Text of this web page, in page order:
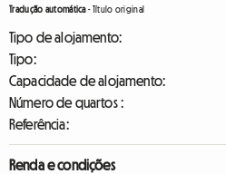
Tradução automática-Título original
Tipo de alojamento:
Tipo:
Capacidade de alojamento:
Número de quartos :
Referência:
Renda e condições